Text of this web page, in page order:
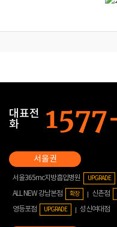
대표전
화
서울365mc지방흡입병원 UPGRADE
ALL NEW 강남본점 확장 신촌점
영등포점
UPGRADE 성신여대점